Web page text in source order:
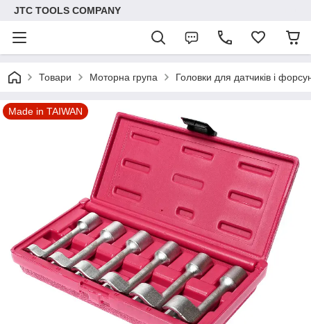
JTC TOOLS COMPANY
Товари Моторна група Головки для датчиків і
Made in TAIWAN